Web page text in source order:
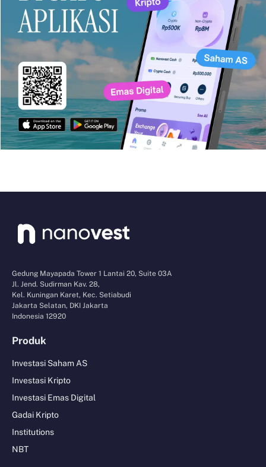
Gedung Mayapada Tower 1 Lantai 20, Suite 03A
Jl. Jend. Sudirman Kav. 28,
Kel. Kuningan Karet, Kec. Setiabudi
Jakarta Selatan, DKI Jakarta
Indonesia 12920
Produk
Investasi Saham AS
Investasi Kripto
Investasi Emas Digital
Gadai Kripto
Institutions
NBT